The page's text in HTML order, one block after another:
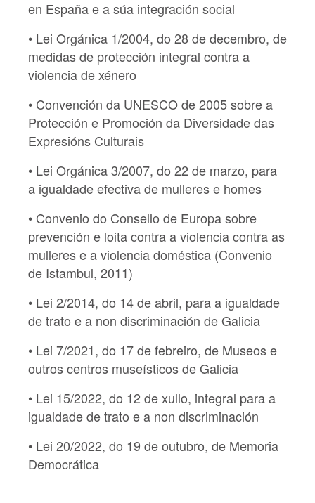
en España e a súa integración social
• Lei Orgánica 1/2004, do 28 de decembro, de
medidas de protección integral contra a
violencia de xénero
• Convención da UNESCO de 2005 sobre a
Protección e Promoción da Diversidade das
Expresións Culturais
• Lei Orgánica 3/2007, do 22 de marzo, para
a igualdade efectiva de mulleres e homes
• Convenio do Consello de Europa sobre
prevención e loita contra a violencia contra as
mulleres e a violencia doméstica (Convenio
de Istambul, 2011)
• Lei 2/2014, do 14 de abril, para a igualdade
de trato e a non discriminación de Galicia
• Lei 7/2021, do 17 de febreiro, de Museos e
outros centros museísticos de Galicia
• Lei 15/2022, do 12 de xullo, integral para a
igualdade de trato e a non discriminación
• Lei 20/2022, do 19 de outubro, de Memoria
Democrática